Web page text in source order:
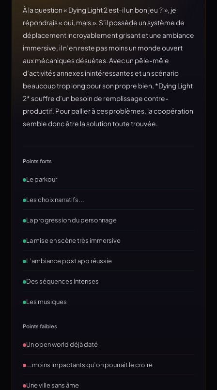
À la question « Dying Light 2 est-il un bon jeu ? », je
répondrais « oui, mais ». S’il possède un système de
déplacement incroyablement grisant et une ambiance
immersive, il n’en reste pas moins un monde ouvert
aux mécaniques désuètes. Avec un pêle-mêle
d’activités annexes inintéressantes et un scénario
beaucoup trop long pour son propre bien, *Dying Light
2* souffre d’un besoin de remplissage contre-
productif. Pour pallier à ces problèmes, la coopération
semble donc être la solution toute trouvée.
Points forts
Le parkour
Les choix narratifs...
La progression du personnage
La mise en scène très immersive
L’ambiance post apo réussie
Des séquences intenses
Les musiques
Points faibles
Un open world déjà daté
...moins impactants qu’on pourrait le croire
Une ville sans âme